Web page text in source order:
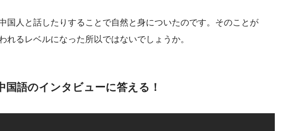
国人と話したりすることで自然と身についたのです。そのことが
れるレベルになった所以ではないでしょうか。
国語のインタビューに答える！